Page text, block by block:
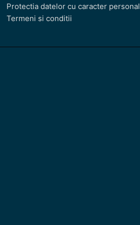
Protectia datelor cu caracter personal
Termeni si conditii